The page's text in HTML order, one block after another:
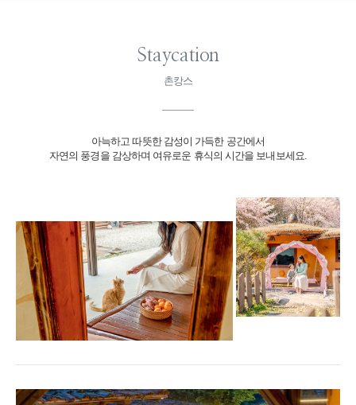
Staycation
촌캉스
아늑하고 따뜻한 감성이 가득한 공간에서
자연의 풍경을 감상하며 여유로운 휴식의 시간을 보내보세요.